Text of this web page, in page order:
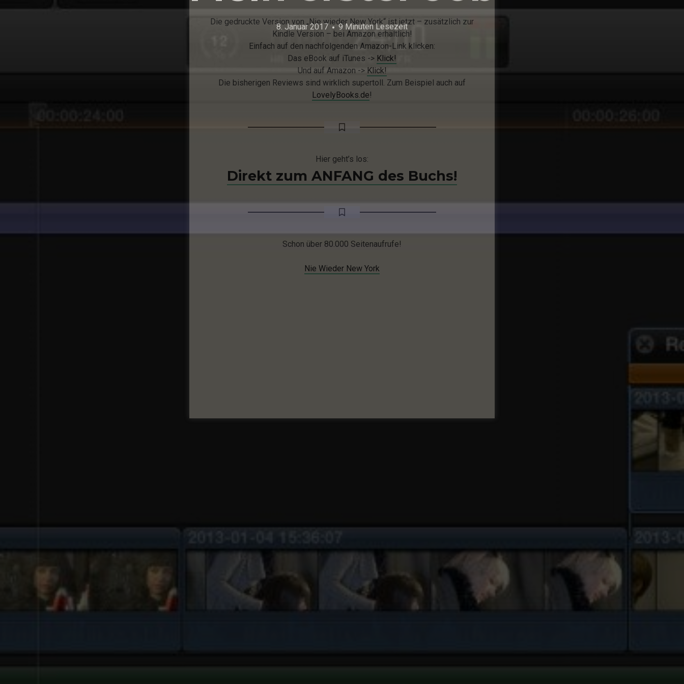
8. Januar 2017 9 Minuten Lesezeit
Die gedruckte Version von „Nie wieder New York“ ist jetzt – zusätzlich zur
Kindle Version – bei Amazon erhältlich!
Einfach auf den nachfolgenden Amazon-Link klicken:
Das eBook auf iTunes -> Klick!
Und auf Amazon -> Klick!
Die bisherigen Reviews sind wirklich supertoll. Zum Beispiel auch auf
LovelyBooks.de!
Hier geht’s los:
Direkt zum ANFANG des Buchs!
Schon über 80.000 Seitenaufrufe!
Nie Wieder New York